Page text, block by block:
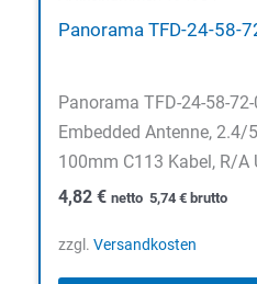
Panorama TFD-24-58-
Panorama TFD-24-58-
Embedded Antenne, 2.4/
100mm C113 Kabel, R/A
4,82 € netto 5,74 € brutto
zzgl. Versandkosten